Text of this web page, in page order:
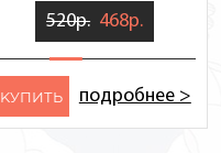
520р. 468р.
KУПИТЬ подробнее >